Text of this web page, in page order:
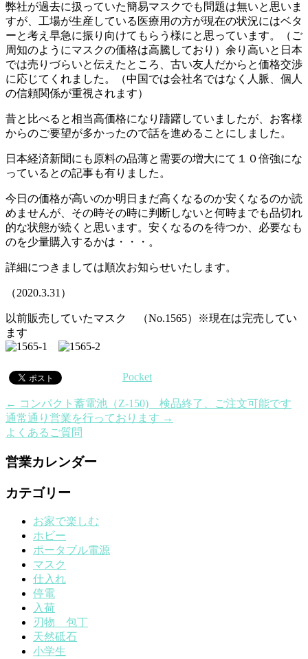
弊社が過去に扱っていた簡易マスクでも問題は無いと思いま
すが、工場が生産している医療用の方が現在の状況にはベタ
ーと考え早急に振り向けてもらう様にと思っています。（ご
周知のようにマスクの価格は高騰しており）余り高いと日本
では売りづらいと伝えたところ、古い友人だからと価格交渉
に応じてくれました。（中国では会社名ではなく人脈、個人
の信頼関係が重視されます）
昔と比べると相当高価格になり躊躇していましたが、お客様
からのご要望が多かったので話を進めることにしました。
日本経済新聞にも原料の品薄と需要の増大にて１０倍強にな
っているとの記事も有りました。
今日の価格が高いのか明日まだ高くなるのか安くなるのか読
めませんが、その時その時に判断しないと何時までも品切れ
的な状態が続くと思います。安くなるのを待つか、必要なも
のを少量購入するかは・・・。
詳細につきましては順次お知らせいたします。
（2020.3.31）
以前販売していたマスク （No.1565）※現在は完売してい
ます
Pocket
← コンパクト蓄電池（Z-150) 検品終了、ご注文可能です
通常通り営業を行っております →
よくあるご質問
営業カレンダー
カテゴリー
お家で楽しむ
ホビー
ポータブル電源
マスク
仕入れ
停電
入荷
刃物 包丁
天然砥石
小学生